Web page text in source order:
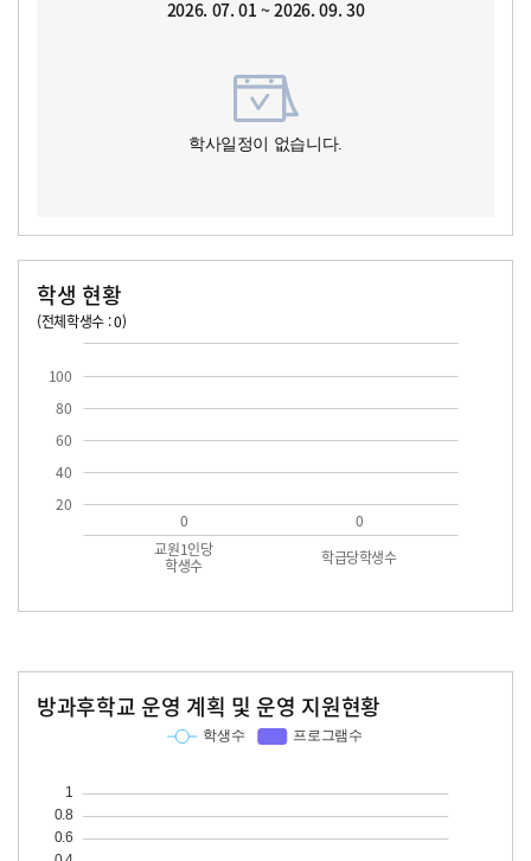
2026. 07. 01 ~ 2026. 09. 30
학사일정이 없습니다.
학생 현황
(전체학생수 : 0)
20
40
60
80
100
교원1인당
학생수 학급당학생수
0 0
방과후학교 운영 계획 및 운영 지원현황